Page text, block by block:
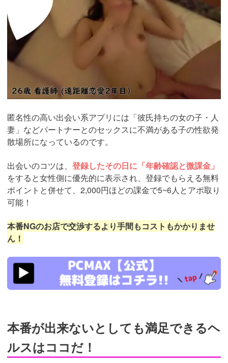
匿名性の高い出会い系アプリには「彼氏持ちの女の子・人
妻」などパートナーとのセックスに不満がある子の性欲発
散場所になっているのです。
出会いのコツは、 登録したその日に「年齢確認と微課金」
をすると女性側に優先的に表示され、登録でもらえる無料
ポイントと併せて、2,000円ほどの課金で5~6人とアポ取り
可能！
本番NGのお店で交渉するより手間もコストもかかりませ
ん！
https://pcmax.jp/lp/?
ad_id=rm307152
本番が出来ないとしても満足できるヘ
ルスはココだ！